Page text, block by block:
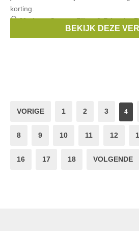
korting.
Merken:Guess,Filou & Friends,
BEKIJK DEZE
VORIGE 1 2 3 4
8 9 10 11 12
16 17 18 VOLGENDE